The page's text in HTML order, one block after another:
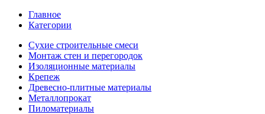
Главное
Категории
Сухие строительные смеси
Монтаж стен и перегородок
Изоляционные материалы
Крепеж
Древесно-плитные материалы
Металлопрокат
Пиломатериалы